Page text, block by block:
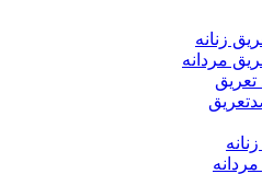
زنانه
مردانه